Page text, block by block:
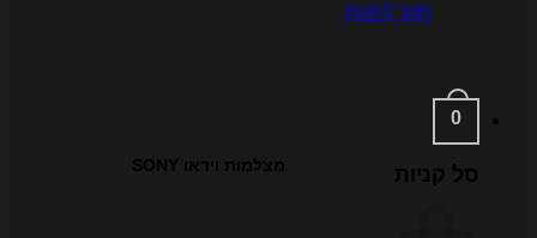
חזור לחנות
קניות מצלמות וידאו SONY